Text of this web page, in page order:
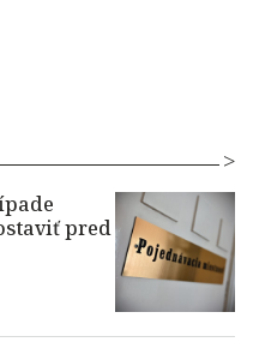
pred